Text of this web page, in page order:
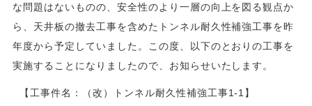
な問題はないものの、安全性のより一層の向上を図る観点か
ら、天井板の撤去工事を含めたトンネル耐久性補強工事を昨
年度から予定していました。この度、以下のとおりの工事を
実施することになりましたので、お知らせいたします。
【工事件名：（改）トンネル耐久性補強工事1-1】